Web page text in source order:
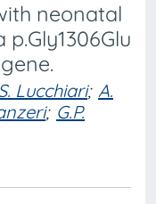
neonatal
Lucchiari; A.
; G.P.